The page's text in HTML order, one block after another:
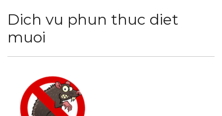
Dich vu phun thuc diet
muoi